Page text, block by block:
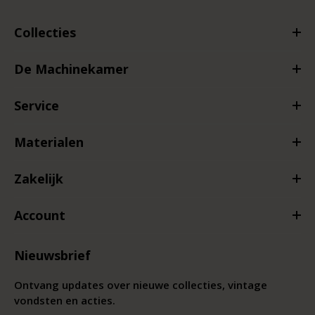
Collecties
De Machinekamer
Service
Materialen
Zakelijk
Account
Nieuwsbrief
Ontvang updates over nieuwe collecties, vintage
vondsten en acties.